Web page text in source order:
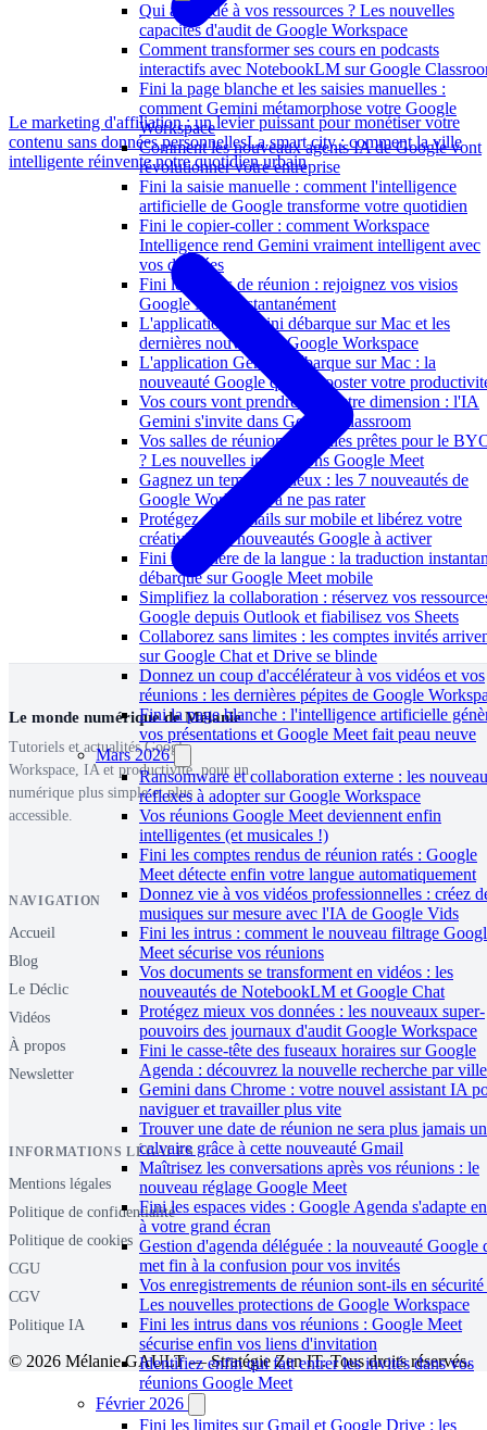
Qui a accédé à vos ressources ? Les nouvelles
capacités d'audit de Google Workspace
Comment transformer ses cours en podcasts
interactifs avec NotebookLM sur Google
Fini la page blanche et les saisies manuelles :
comment Gemini métamorphose votre Google
Workspace
Comment les nouveaux agents IA de Google vont
révolutionner votre entreprise
Fini la saisie manuelle : comment l'intelligence
artificielle de Google transforme votre quotidien
Fini le copier-coller : comment Workspace
Intelligence rend Gemini vraiment intelligent avec
vos données
Fini les codes de réunion : rejoignez vos visios
Google Meet instantanément
L'application Gemini débarque sur Mac et les
dernières nouveautés Google Workspace
L'application Gemini débarque sur Mac : la
nouveauté Google qui va booster votre
Vos cours vont prendre une autre dimension : l'IA
Gemini s'invite dans Google Classroom
Vos salles de réunion sont-elles prêtes pour le
? Les nouvelles intégrations Google Meet
Gagnez un temps précieux : les 7 nouveautés de
Google Workspace à ne pas rater
Protégez vos e-mails sur mobile et libérez votre
créativité : les nouveautés Google à activer
Fini la barrière de la langue : la traduction
débarque sur Google Meet mobile
Simplifiez la collaboration : réservez vos
Google depuis Outlook et fiabilisez vos Sheets
Collaborez sans limites : les comptes invités
sur Google Chat et Drive se blinde
Donnez un coup d'accélérateur à vos vidéos et vos
réunions : les dernières pépites de Google
Fini la page blanche : l'intelligence artificielle
vos présentations et Google Meet fait peau neuve
Mars 2026
Ransomware et collaboration externe : les
réflexes à adopter sur Google Workspace
Vos réunions Google Meet deviennent enfin
intelligentes (et musicales !)
Fini les comptes rendus de réunion ratés : Google
Meet détecte enfin votre langue automatiquement
Donnez vie à vos vidéos professionnelles : créez
musiques sur mesure avec l'IA de Google Vids
Fini les intrus : comment le nouveau filtrage
Meet sécurise vos réunions
Vos documents se transforment en vidéos : les
nouveautés de NotebookLM et Google Chat
Protégez mieux vos données : les nouveaux super-
pouvoirs des journaux d'audit Google Workspace
Fini le casse-tête des fuseaux horaires sur Google
Agenda : découvrez la nouvelle recherche par ville
Gemini dans Chrome : votre nouvel assistant IA
naviguer et travailler plus vite
Trouver une date de réunion ne sera plus jamais un
calvaire grâce à cette nouveauté Gmail
Maîtrisez les conversations après vos réunions : le
nouveau réglage Google Meet
Fini les espaces vides : Google Agenda s'adapte
à votre grand écran
Gestion d'agenda déléguée : la nouveauté Google
met fin à la confusion pour vos invités
Vos enregistrements de réunion sont-ils en sécurité
Les nouvelles protections de Google Workspace
Fini les intrus dans vos réunions : Google Meet
sécurise enfin vos liens d'invitation
Identifiez enfin qui fait entrer les invités dans vos
réunions Google Meet
Février 2026
Fini les limites sur Gmail et Google Drive : les
Le marketing d'affiliation : un levier puissant pour monétiser votre
contenu sans données personnellesLa smart city : comment la ville
intelligente réinvente notre quotidien urbain
Le monde numérique de Mélanie
Tutoriels et actualités Google
Workspace, IA et productivité, pour un
numérique plus simple et plus
accessible.
NAVIGATION
Accueil
Blog
Le Déclic
Vidéos
À propos
Newsletter
INFORMATIONS LÉGALES
Mentions légales
Politique de confidentialité
Politique de cookies
CGU
CGV
Politique IA
© 2026 Mélanie GAULT — Stratégie Zen IT. Tous droits réservés.